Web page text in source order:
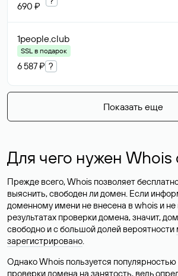
690 ₽
1people.club
SSL в подарок
6 587 ₽ ?
Показать еще
Для чего нужен Whois
Прежде всего, Whois позволяет
выяснить, свободен ли домен. Если
доменному имени не внесена в whois и не
результатах проверки домена, значит,
свободно и с большой долей вероятности
зарегистрировано.
Однако Whois пользуется популярностью
проверки домена на занятость, ведь